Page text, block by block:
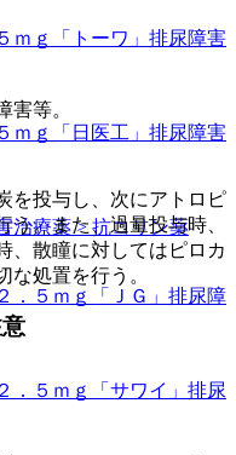
ｍｇ「トーワ」 排尿障害
ｍｇ「日医工」 排尿障害
治療薬 > 抗コリン薬
．５ｍｇ「ＪＧ」 排尿障
．５ｍｇ「サワイ」 排尿
害等。
を投与し、次にアトロピ
。また、過量投与時、
、散瞳に対してはピロカ
な処置を行う。